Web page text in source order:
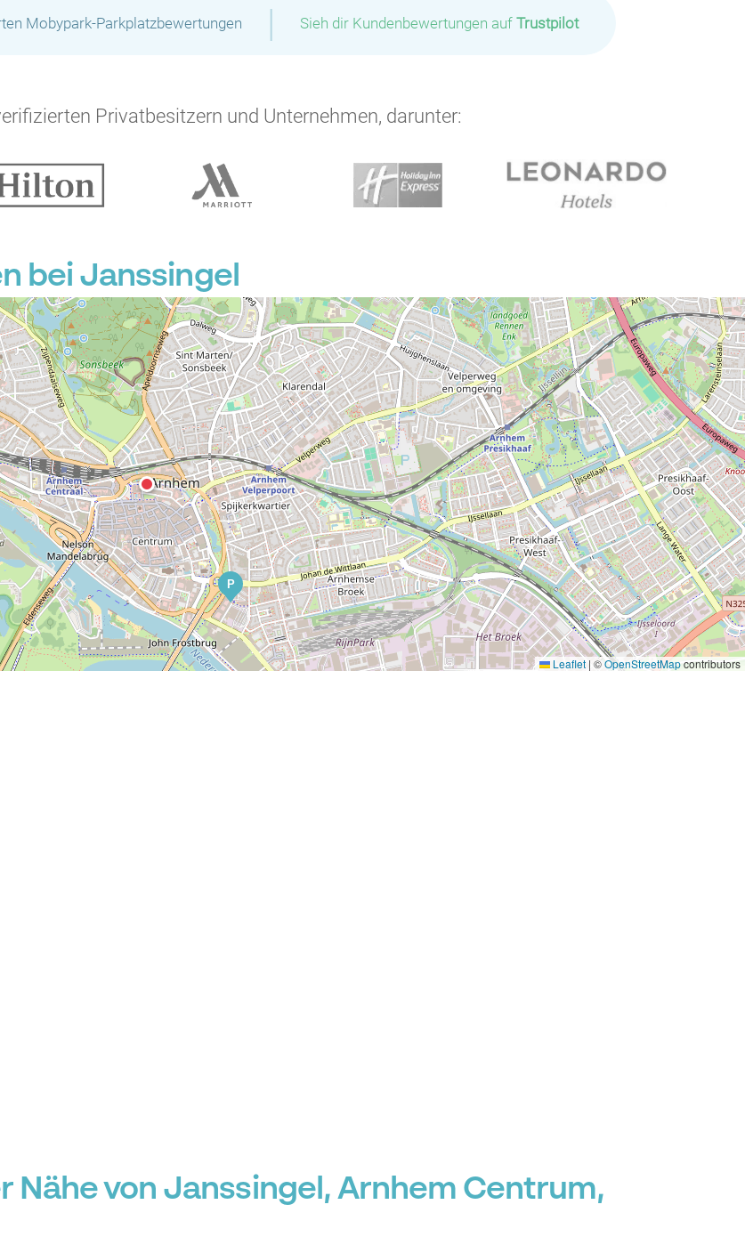
Mobypark-Parkplatzbewertungen | Sieh dir Kundenbewertungen auf Trustpilot
Privatbesitzern und Unternehmen, darunter:
bei Janssingel
P
Leaflet | ©OpenStreetMapcontributors
Nähe von Janssingel, Arnhem Centrum,